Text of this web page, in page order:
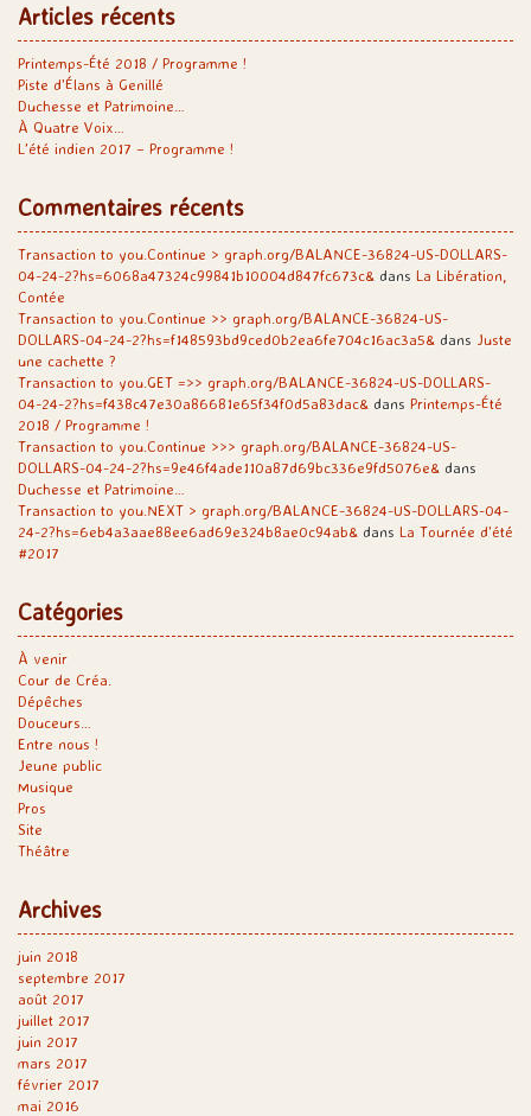
Articles récents
Printemps-Été 2018 / Programme !
Piste d’Élans à Genillé
Duchesse et Patrimoine…
À Quatre Voix…
L’été indien 2017 – Programme !
Commentaires récents
Transaction to you.Continue > graph.org/BALANCE-36824-US-DOLLARS-
04-24-2?hs=6068a47324c99841b10004d847fc673c& dans La Libération,
Contée
Transaction to you.Continue >> graph.org/BALANCE-36824-US-
DOLLARS-04-24-2?hs=f148593bd9ced0b2ea6fe704c16ac3a5& dans Juste
une cachette ?
Transaction to you.GET =>> graph.org/BALANCE-36824-US-DOLLARS-
04-24-2?hs=f438c47e30a86681e65f34f0d5a83dac& dans Printemps-Été
2018 / Programme !
Transaction to you.Continue >>> graph.org/BALANCE-36824-US-
DOLLARS-04-24-2?hs=9e46f4ade110a87d69bc336e9fd5076e& dans
Duchesse et Patrimoine…
Transaction to you.NEXT > graph.org/BALANCE-36824-US-DOLLARS-04-
24-2?hs=6eb4a3aae88ee6ad69e324b8ae0c94ab& dans La Tournée d’été
#2017
Catégories
À venir
Cour de Créa.
Dépêches
Douceurs…
Entre nous !
Jeune public
Musique
Pros
Site
Théâtre
Archives
juin 2018
septembre 2017
août 2017
juillet 2017
juin 2017
mars 2017
février 2017
mai 2016